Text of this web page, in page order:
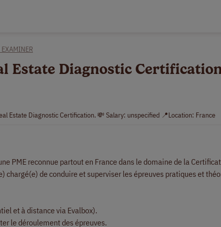
Estate Diagnostic Certification
Estate Diagnostic Certification. 💸 Salary: unspecified 📍Location: France
PME reconnue partout en France dans le domaine de la
de conduire et superviser les épreuves pratiques et
et à distance via Evalbox).
le déroulement des épreuves.